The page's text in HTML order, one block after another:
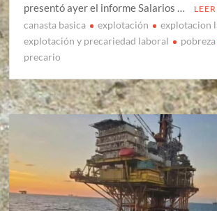
presentó ayer el informe Salarios …
canasta basica explotación
explotacion
explotación y precariedad laboral
pobreza
precario